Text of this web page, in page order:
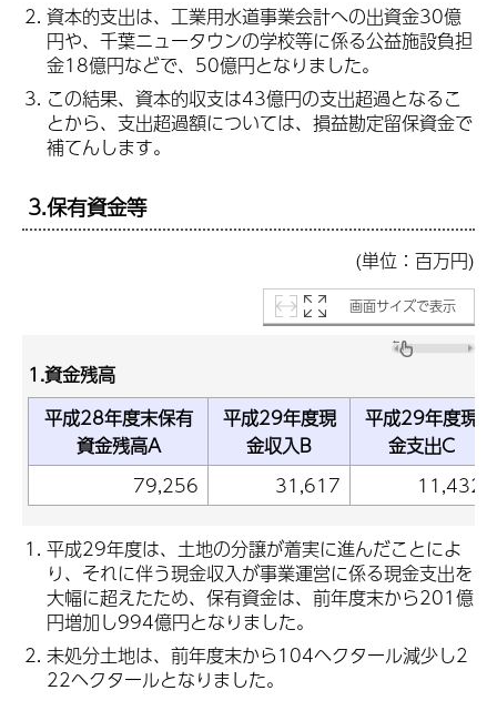
資本的支出は、工業用水道事業会計への出資金30億
円や、千葉ニュータウンの学校等に係る公益施設負担
金18億円などで、50億円となりました。
この結果、資本的収支は43億円の支出超過となるこ
とから、支出超過額については、損益勘定留保資金で
補てんします。
3.保有資金等
(単位：百万円)
画面サイズで表示
1.資金残高
平成28年度末保有
資金残高A
平成29年度現
金収入B
平成29年度現
金支出C
79,256
31,617 11,432
平成29年度は、土地の分譲が着実に進んだことによ
り、それに伴う現金収入が事業運営に係る現金支出を
大幅に超えたため、保有資金は、前年度末から201億
円増加し994億円となりました。
未処分土地は、前年度末から104ヘクタール減少し2
22ヘクタールとなりました。